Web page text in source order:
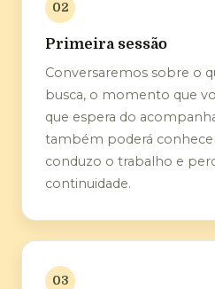
02
Primeira sessão
Conversaremos sobre o
busca, o momento que
que espera do
também poderá
conduzo o trabalho e
continuidade.
03